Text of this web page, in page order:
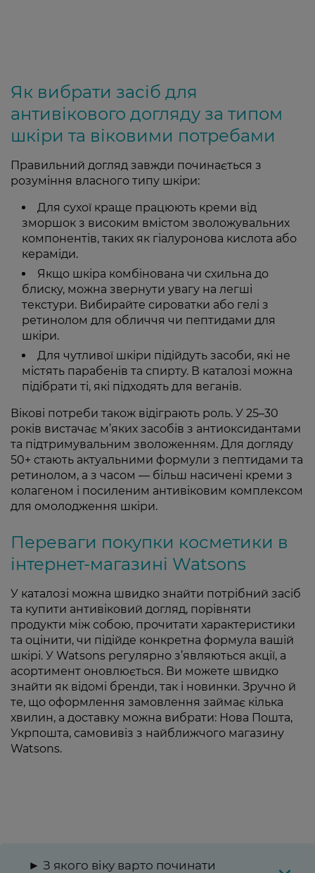
Як вибрати засіб для
антивікового догляду за типом
шкіри та віковими потребами
Правильний догляд завжди починається з
розуміння власного типу шкіри:
Для сухої краще працюють креми від
зморшок з високим вмістом зволожувальних
компонентів, таких як гіалуронова кислота або
кераміди.
Якщо шкіра комбінована чи схильна до
блиску, можна звернути увагу на легші
текстури. Вибирайте сироватки або гелі з
ретинолом для обличчя чи пептидами для
шкіри.
Для чутливої шкіри підійдуть засоби, які не
містять парабенів та спирту. В каталозі можна
підібрати ті, які підходять для веганів.
Вікові потреби також відіграють роль. У 25–30
років вистачає м’яких засобів з антиоксидантами
та підтримувальним зволоженням. Для догляду
50+ стають актуальними формули з пептидами та
ретинолом, а з часом — більш насичені креми з
колагеном і посиленим антивіковим комплексом
для омолодження шкіри.
Переваги покупки косметики в
інтернет-магазині Watsons
У каталозі можна швидко знайти потрібний засіб
та купити антивіковий догляд, порівняти
продукти між собою, прочитати характеристики
та оцінити, чи підійде конкретна формула вашій
шкірі. У Watsons регулярно з’являються акції, а
асортимент оновлюється. Ви можете швидко
знайти як відомі бренди, так і новинки. Зручно й
те, що оформлення замовлення займає кілька
хвилин, а доставку можна вибрати: Нова Пошта,
Укрпошта, самовивіз з найближчого магазину
Watsons.
► З якого віку варто починати